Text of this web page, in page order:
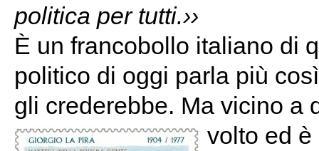
politica per tutti.››
È un francobollo italiano di
politico di oggi parla più
gli crederebbe. Ma vicino a
volto ed